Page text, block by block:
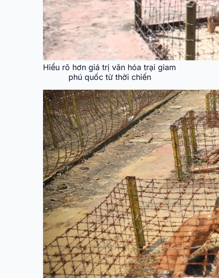
Hiểu rõ hơn giá trị văn hóa trại giam
phú quốc từ thời chiến